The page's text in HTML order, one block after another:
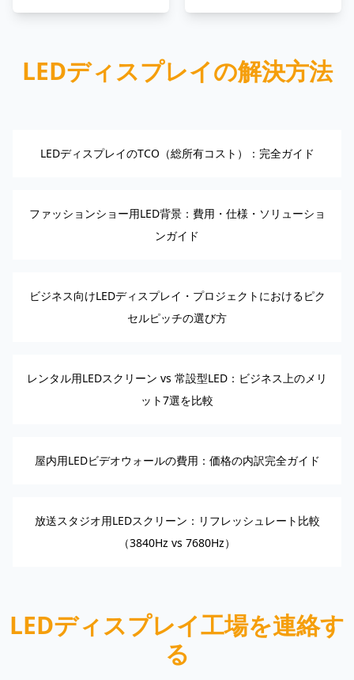
LEDディスプレイの解決方法
LEDディスプレイのTCO（総所有コスト）：完全ガイド
ファッションショー用LED背景：費用・仕様・ソリューショ
ンガイド
ビジネス向けLEDディスプレイ・プロジェクトにおけるピク
セルピッチの選び方
レンタル用LEDスクリーン vs 常設型LED：ビジネス上のメリ
ット7選を比較
屋内用LEDビデオウォールの費用：価格の内訳完全ガイド
放送スタジオ用LEDスクリーン：リフレッシュレート比較
（3840Hz vs 7680Hz）
LEDディスプレイ工場を連絡す
る